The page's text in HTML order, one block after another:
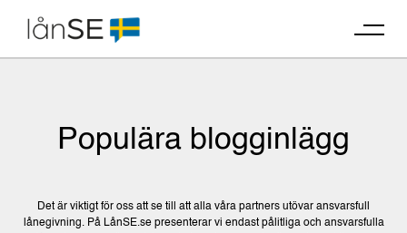
content
Populära blogginlägg
Det är viktigt för oss att se till att alla våra partners utövar ansvarsfull
lånegivning. På LånSE.se presenterar vi endast pålitliga och ansvarsfulla